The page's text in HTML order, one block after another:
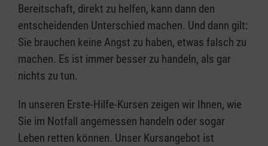
Bereitschaft, direkt zu helfen, kann dann den
entscheidenden Unterschied machen. Und dann gilt:
Sie brauchen keine Angst zu haben, etwas falsch zu
machen. Es ist immer besser zu handeln, als gar
nichts zu tun.
In unseren Erste-Hilfe-Kursen zeigen wir Ihnen, wie
Sie im Notfall angemessen handeln oder sogar
Leben retten können. Unser Kursangebot ist